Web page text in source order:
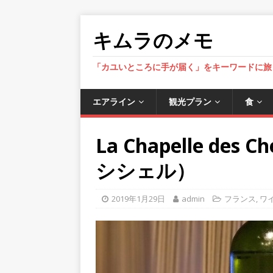
キムラのメモ
「カユいところに手が届く」をキーワードに
エアライン 観光プラン 食
La Chapelle des
シシェル）
2019年1月29日 admin フランス, ワ